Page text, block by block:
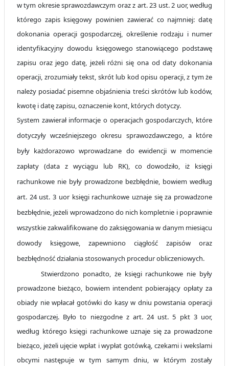
w tym okresie sprawozdawczym oraz z art. 23 ust. 2 uor, według
którego zapis księgowy powinien zawierać co najmniej: datę
dokonania operacji gospodarczej, określenie rodzaju i numer
identyfikacyjny dowodu księgowego stanowiącego podstawę
zapisu oraz jego datę, jeżeli różni się ona od daty dokonania
operacji, zrozumiały tekst, skrót lub kod opisu operacji, z tym że
należy posiadać pisemne objaśnienia treści skrótów lub kodów,
kwotę i datę zapisu, oznaczenie kont, których dotyczy.
System zawierał informacje o operacjach gospodarczych, które
dotyczyły wcześniejszego okresu sprawozdawczego, a które
były każdorazowo wprowadzane do ewidencji w momencie
zapłaty (data z wyciągu lub RK), codowodziło, iż księgi
rachunkowe nie były prowadzone bezbłędnie, bowiem według
art. 24 ust. 3 uor księgi rachunkowe uznaje się za prowadzone
bezbłędnie, jeżeli wprowadzono do nich kompletnie i poprawnie
wszystkie zakwalifikowane do zaksięgowania w danym miesiącu
dowody księgowe, zapewniono ciągłość zapisów oraz
bezbłędność działania stosowanych procedur obliczeniowych.
Stwierdzono ponadto, że księgi rachunkowe nie były
prowadzone bieżąco, bowiem intendent pobierający opłaty za
obiady nie wpłacał gotówki do kasy w dniu powstania operacji
gospodarczej. Było to niezgodne z art. 24 ust. 5 pkt 3 uor,
według którego księgi rachunkowe uznaje się za prowadzone
bieżąco, jeżeli ujęcie wpłat i wypłat gotówką, czekami i wekslami
obcymi następuje w tym samym dniu, w którym zostały